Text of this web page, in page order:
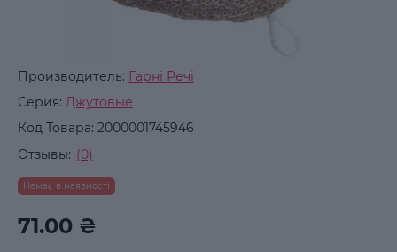
Производитель: Гарні Речі
Серия: Джутовые
Код Товара: 2000001745946
Отзывы: (0)
Немає в наявності
71.00 ₴